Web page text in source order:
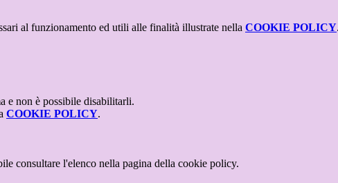
al funzionamento ed utili alle finalità illustrate nella COOKIE POLICY.
e non è possibile disabilitarli.
COOKIE POLICY.
consultare l'elenco nella pagina della cookie policy.